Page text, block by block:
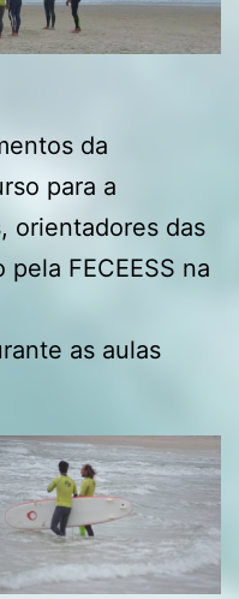
da
para a
orientadores das
FECEESS na
as aulas